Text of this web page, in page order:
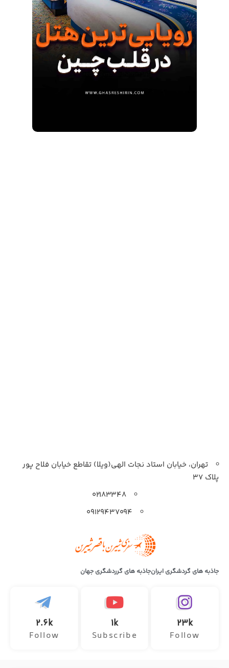
تهران، خیابان استاد نجات الهی(ویلا) تقاطع خیابان فلاح پور
پلاک 37
۰۲۱۸۳۳۴۸
۰۹۱۲۹۴۳۷۰۹۴
جاذبه های گردشگری ایرانجاذبه های گرردشگری جهان
23k
Follow
1k
Subscribe
2.6k
Follow